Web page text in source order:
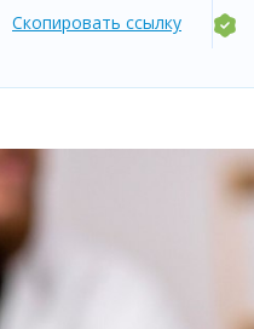
Скопировать ссылку